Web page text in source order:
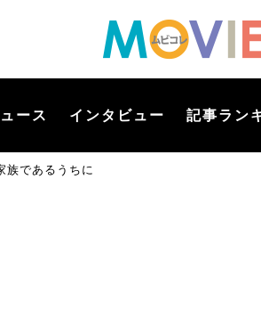
ース インタビュー 記事ラン
であるうちに